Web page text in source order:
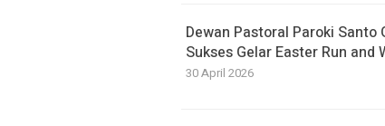
Dewan Pastoral Paroki Santo
Sukses Gelar Easter Run and
30 April 2026